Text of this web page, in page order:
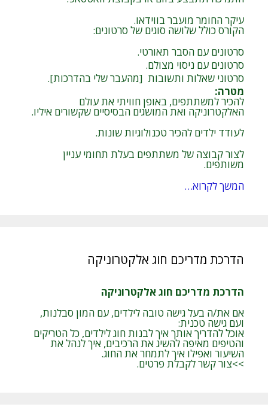
עיקר החומר מועבר בווידאו.
הקורס כולל שלושה סוגים של סרטונים:
סרטונים עם הסבר תאורטי.
סרטונים עם ניסוי מצולם.
סרטוני שאלות ותשובות [מהעבר שלי בהדרכות].
מטרה:
להכיר למשתתפים, באופן חוויתי את עולם
האלקטרוניקה ואת המושגים הבסיסיים שקשורים איליו.
לעודד ילדים להכיר טכנולוגיות שונות.
לצור קבוצה של משתתפים בעלת תחומי עניין
משותפים.
המשך לקרוא…
הדרכת מדריכם חוג אלקטרוניקה
הדרכת מדריכם חוג אלקטרוניקה
אם את/ה בעל גישה טובה לילדים, עם המון סבלנות,
ועם גישה טכנית:
אוכל להדריך אותך איך לבנות חוג לילדים, כל הטריקים
והטיפים מאיפה להשיג את הרכיבים, איך לנהל את
השיעור ואפילו איך לתמחר את החוג.
>>צור קשר לקבלת פרטים.